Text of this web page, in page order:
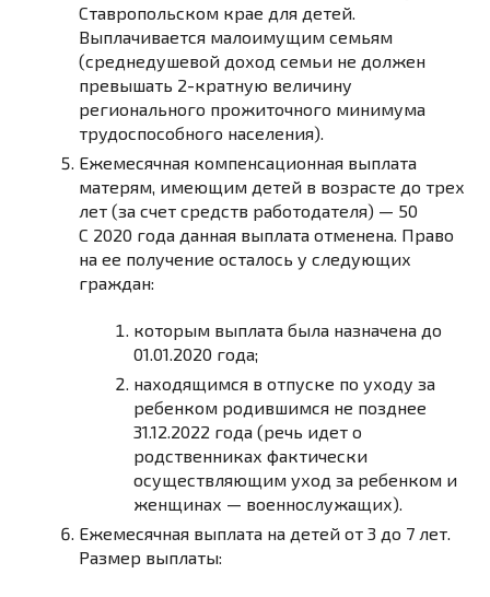
Ставропольском крае для детей
Выплачивается малоимущим семьям
(среднедушевой доход семьи не должен
превышать 2-кратную величину
регионального прожиточного минимума
трудоспособного населения).
Ежемесячная компенсационная выплата
матерям, имеющим детей в возрасте до трех
лет (за счет средств работодателя) — 50
С 2020 года данная выплата отменена. Право
на ее получение осталось у следующих
граждан:
которым выплата была назначена до
01.01.2020 года;
находящимся в отпуске по уходу за
ребенком родившимся не позднее
31.12.2022 года (речь идет о
родственниках фактически
осуществляющим уход за ребенком и
женщинах — военнослужащих).
Ежемесячная выплата на детей от 3 до 7 лет.
Размер выплаты: